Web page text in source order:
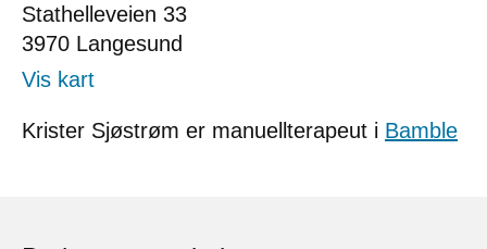
Stathelleveien 33
3970 Langesund
Vis kart
Krister Sjøstrøm er manuellterapeut i Bamble